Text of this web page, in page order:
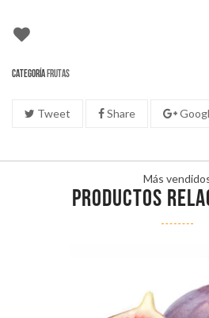
CategoríaFrutas
Tweet Share
Más
PRODUCTOS